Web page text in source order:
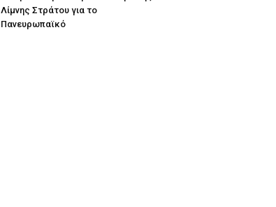
Λίμνης Στράτου για το
Πανευρωπαϊκό